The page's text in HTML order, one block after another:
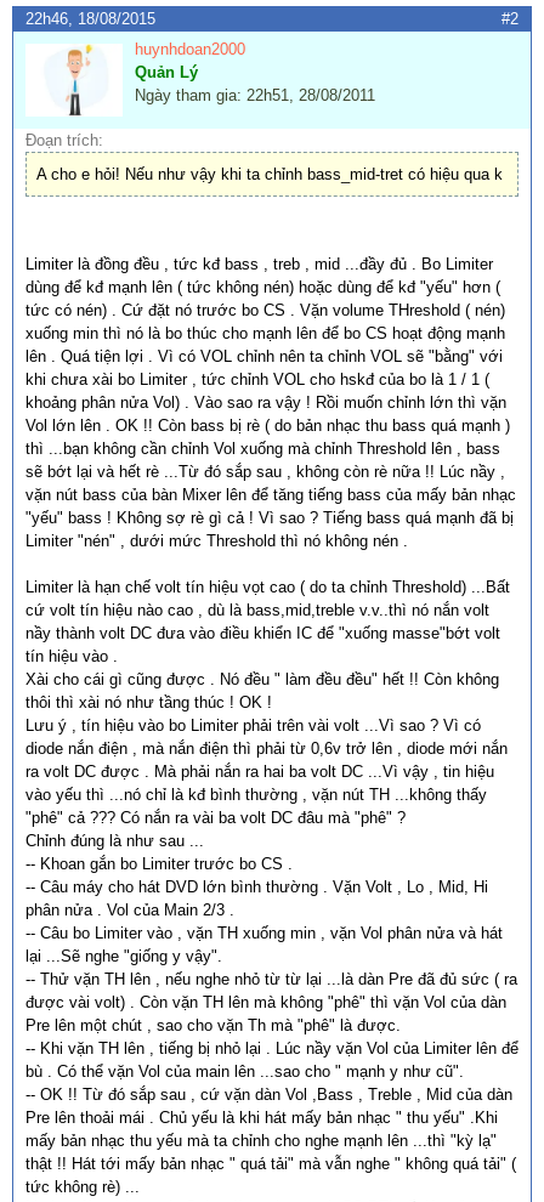
22h46, 18/08/2015
#2
huynhdoan2000
Quản Lý
Ngày tham gia: 22h51, 28/08/2011
Đoạn trích:
A cho e hỏi! Nếu như vậy khi ta chỉnh bass_mid-tret có hiệu qua k
Limiter là đồng đều , tức kđ bass , treb , mid ...đầy đủ . Bo Limiter
dùng để kđ mạnh lên ( tức không nén) hoặc dùng để kđ "yếu" hơn (
tức có nén) . Cứ đặt nó trước bo CS . Vặn volume THreshold ( nén)
xuống min thì nó là bo thúc cho mạnh lên để bo CS hoạt động mạnh
lên . Quá tiện lợi . Vì có VOL chỉnh nên ta chỉnh VOL sẽ "bằng" với
khi chưa xài bo Limiter , tức chỉnh VOL cho hskđ của bo là 1 / 1 (
khoảng phân nửa Vol) . Vào sao ra vậy ! Rồi muốn chỉnh lớn thì vặn
Vol lớn lên . OK !! Còn bass bị rè ( do bản nhạc thu bass quá mạnh )
thì ...bạn không cần chỉnh Vol xuống mà chỉnh Threshold lên , bass
sẽ bớt lại và hết rè ...Từ đó sắp sau , không còn rè nữa !! Lúc nầy ,
vặn nút bass của bàn Mixer lên để tăng tiếng bass của mấy bản nhạc
"yếu" bass ! Không sợ rè gì cả ! Vì sao ? Tiếng bass quá mạnh đã bị
Limiter "nén" , dưới mức Threshold thì nó không nén .
Limiter là hạn chế volt tín hiệu vọt cao ( do ta chỉnh Threshold) ...Bất
cứ volt tín hiệu nào cao , dù là bass,mid,treble v.v..thì nó nắn volt
nầy thành volt DC đưa vào điều khiển IC để "xuống masse"bớt volt
tín hiệu vào .
Xài cho cái gì cũng được . Nó đều " làm đều đều" hết !! Còn không
thôi thì xài nó như tầng thúc ! OK !
Lưu ý , tín hiệu vào bo Limiter phải trên vài volt ...Vì sao ? Vì có
diode nắn điện , mà nắn điện thì phải từ 0,6v trở lên , diode mới nắn
ra volt DC được . Mà phải nắn ra hai ba volt DC ...Vì vậy , tin hiệu
vào yếu thì ...nó chỉ là kđ bình thường , vặn nút TH ...không thấy
"phê" cả ??? Có nắn ra vài ba volt DC đâu mà "phê" ?
Chỉnh đúng là như sau ...
-- Khoan gắn bo Limiter trước bo CS .
-- Câu máy cho hát DVD lớn bình thường . Vặn Volt , Lo , Mid, Hi
phân nửa . Vol của Main 2/3 .
-- Câu bo Limiter vào , vặn TH xuống min , vặn Vol phân nửa và hát
lại ...Sẽ nghe "giống y vậy".
-- Thử vặn TH lên , nếu nghe nhỏ từ từ lại ...là dàn Pre đã đủ sức ( ra
được vài volt) . Còn vặn TH lên mà không "phê" thì vặn Vol của dàn
Pre lên một chút , sao cho vặn Th mà "phê" là được.
-- Khi vặn TH lên , tiếng bị nhỏ lại . Lúc nầy vặn Vol của Limiter lên để
bù . Có thể vặn Vol của main lên ...sao cho " mạnh y như cũ".
-- OK !! Từ đó sắp sau , cứ vặn dàn Vol ,Bass , Treble , Mid của dàn
Pre lên thoải mái . Chủ yếu là khi hát mấy bản nhạc " thu yếu" .Khi
mấy bản nhạc thu yếu mà ta chỉnh cho nghe mạnh lên ...thì "kỳ lạ"
thật !! Hát tới mấy bản nhạc " quá tải" mà vẫn nghe " không quá tải" (
tức không rè) ...